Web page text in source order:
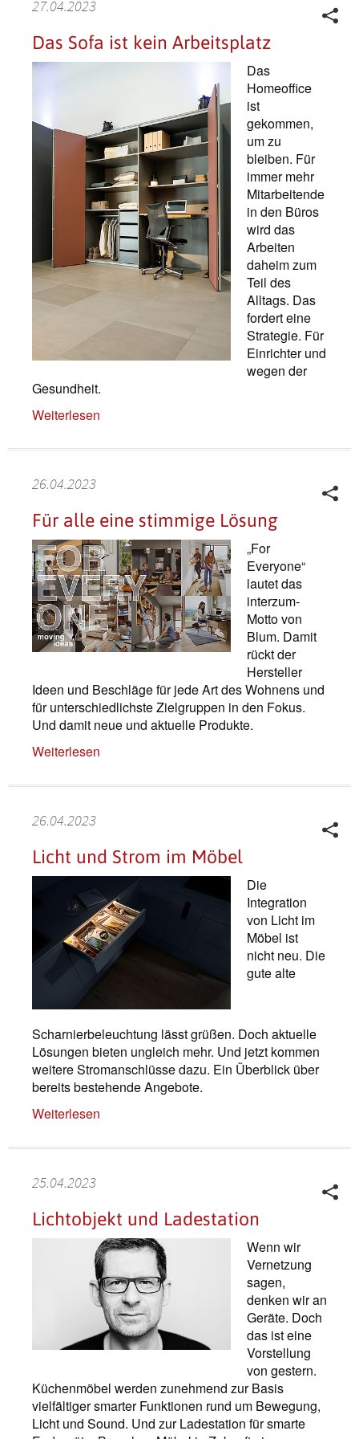
27.04.2023
Das Sofa ist kein Arbeitsplatz
Das
Homeoffice
ist
gekommen,
um zu
bleiben. Für
immer mehr
Mitarbeitende
in den Büros
wird das
Arbeiten
daheim zum
Teil des
Alltags. Das
fordert eine
Strategie. Für
Einrichter und
wegen der
Gesundheit.
Weiterlesen
26.04.2023
Für alle eine stimmige Lösung
„For
Everyone“
lautet das
interzum-
Motto von
Blum. Damit
rückt der
Hersteller
Ideen und Beschläge für jede Art des Wohnens und
für unterschiedlichste Zielgruppen in den Fokus.
Und damit neue und aktuelle Produkte.
Weiterlesen
26.04.2023
Licht und Strom im Möbel
Die
Integration
von Licht im
Möbel ist
nicht neu. Die
gute alte
Scharnierbeleuchtung lässt grüßen. Doch aktuelle
Lösungen bieten ungleich mehr. Und jetzt kommen
weitere Stromanschlüsse dazu. Ein Überblick über
bereits bestehende Angebote.
Weiterlesen
25.04.2023
Lichtobjekt und Ladestation
Wenn wir
Vernetzung
sagen,
denken wir an
Geräte. Doch
das ist eine
Vorstellung
von gestern.
Küchenmöbel werden zunehmend zur Basis
vielfältiger smarter Funktionen rund um Bewegung,
Licht und Sound. Und zur Ladestation für smarte